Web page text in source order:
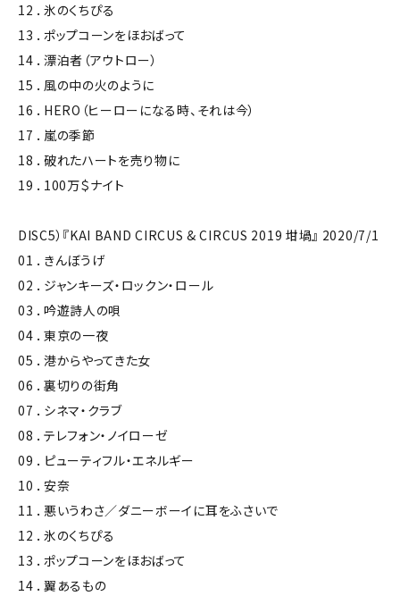
12 ．氷のくちぴる
13 ．ポップコーンをほおばって
14 ．漂泊者（アウトロー）
15 ．風の中の火のように
16 ．HERO（ヒーローになる時、それは今）
17 ．嵐の季節
18 ．破れたハートを売り物に
19 ．100万＄ナイト
DISC5）『KAI BAND CIRCUS & CIRCUS 2019 坩堝』 2020/7/1
01 ．きんぼうげ
02 ．ジャンキーズ・ロックン・ロール
03 ．吟遊詩人の唄
04 ．東京の一夜
05 ．港からやってきた女
06 ．裏切りの街角
07 ．シネマ・クラブ
08 ．テレフォン・ノイローゼ
09 ．ピューティフル・エネルギー
10 ．安奈
11 ．悪いうわさ／ダニーボーイに耳をふさいで
12 ．氷のくちぴる
13 ．ポップコーンをほおばって
14 ．翼あるもの